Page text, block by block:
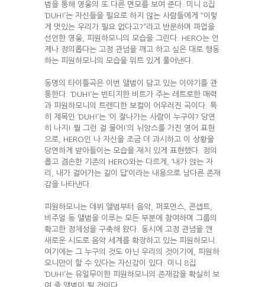
범을 통해 영웅의 또 다른 면모를 보여 준다. 미니 8집
‘DUH!’는 자신들을 필요로 하지 않는 사람들에게 “이렇
게 멋있는 우리가 필요 없다고?”라고 반문하며 파업을
선언한 영웅, 피원하모니의 모습을 그린다. HERO는 언
제나 정의롭다는 고정 관념을 깨고 하고 싶은 대로 행동
하는 피원하모니의 모습을 위트 있게 풀어낸다.
동명의 타이틀곡은 이번 앨범이 담고 있는 이야기를 관
통한다. ‘DUH!’는 빈티지한 비트가 주는 레트로한 매력
과 피원하모니의 트렌디한 보컬이 어우러진 곡이다. 특
히 제목인 ‘DUH!’는 ‘이 잘나가는 사람이 누구야? 당연
히 나지! 뭘 그런 걸 물어!’의 뉘앙스를 가진 영어 표현
으로, HERO인 나 자신을 조금 더 과시하고 이 상황을
당연하게 받아들이는 모습을 재치 있게 표현했다. 정의
롭고 겸손한 기존의 HERO와는 다르게, ‘내가 앉는 자
리, 내가 걸어가는 길이 답’이라는 내용으로 남다른 존재
감을 나타낸다.
피원하모니는 데뷔 앨범부터 음악, 퍼포먼스, 콘셉트,
비주얼 등 앨범을 이루는 모든 부분에 참여하며 그룹의
확고한 정체성을 구축해 왔다. 동시에 고정 관념을 깬
새로운 시도로 음악 세계를 확장하고 있는 피원하모니.
여기에는 그 누구의 것도 아닌 우리의 것이기에, 피원하
모니만이 할 수 있다는 자신감이 있다. 미니 8집
‘DUH!’는 유일무이한 피원하모니의 존재감을 확실히 보